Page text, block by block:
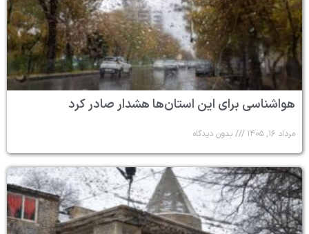
هواشناسی برای این استان‌ها هشدار صادر کرد
مرداد ۱۶, ۱۴۰۵ بدون دیدگاه